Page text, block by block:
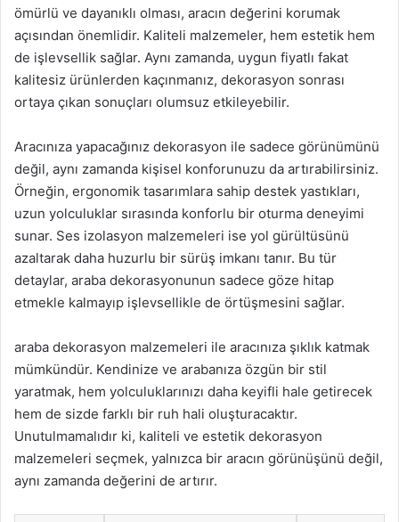
ömürlü ve dayanıklı olması, aracın değerini korumak
açısından önemlidir. Kaliteli malzemeler, hem estetik hem
de işlevsellik sağlar. Aynı zamanda, uygun fiyatlı fakat
kalitesiz ürünlerden kaçınmanız, dekorasyon sonrası
ortaya çıkan sonuçları olumsuz etkileyebilir.
Aracınıza yapacağınız dekorasyon ile sadece görünümünü
değil, aynı zamanda kişisel konforunuzu da artırabilirsiniz.
Örneğin, ergonomik tasarımlara sahip destek yastıkları,
uzun yolculuklar sırasında konforlu bir oturma deneyimi
sunar. Ses izolasyon malzemeleri ise yol gürültüsünü
azaltarak daha huzurlu bir sürüş imkanı tanır. Bu tür
detaylar, araba dekorasyonunun sadece göze hitap
etmekle kalmayıp işlevsellikle de örtüşmesini sağlar.
araba dekorasyon malzemeleri ile aracınıza şıklık katmak
mümkündür. Kendinize ve arabanıza özgün bir stil
yaratmak, hem yolculuklarınızı daha keyifli hale getirecek
hem de sizde farklı bir ruh hali oluşturacaktır.
Unutulmamalıdır ki, kaliteli ve estetik dekorasyon
malzemeleri seçmek, yalnızca bir aracın görünüşünü değil,
aynı zamanda değerini de artırır.